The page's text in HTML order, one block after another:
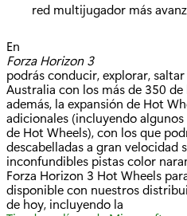
red multijugador más
En
Forza Horizon 3
podrás conducir, explorar,
Australia con los más de 350
además, la expansión de Hot
adicionales (incluyendo
de Hot Wheels), con los que
descabelladas a gran velocidad
inconfundibles pistas color
Forza Horizon 3 Hot Wheels
disponible con nuestros
de hoy, incluyendo la